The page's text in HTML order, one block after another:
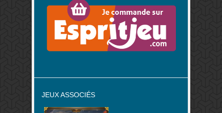
JEUX ASSOCIÉS